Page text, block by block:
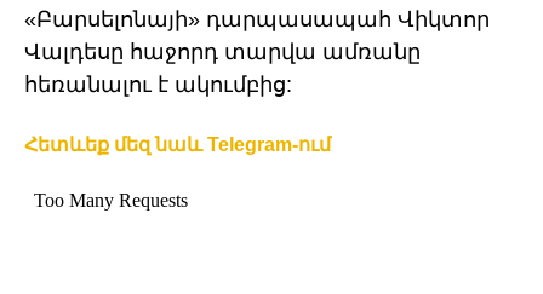
«Բարսելոնայի» դարպասապահ Վիկտոր
Վալդեսը հաջորդ տարվա ամռանը
հեռանալու է ակումբից:
Հետևեք մեզ նաև Telegram-ում